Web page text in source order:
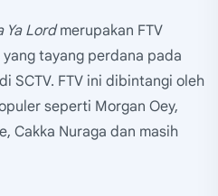
Ya Lordmerupakan FTV
tayang perdana pada
SCTV. FTV ini dibintangi oleh
seperti Morgan Oey,
Cakka Nuraga dan masih